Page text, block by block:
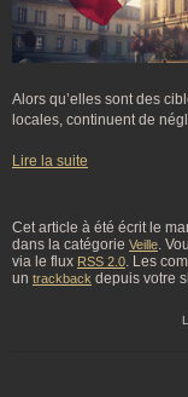
Alors qu’elles sont des
locales, continuent de
Lire la suite
Cet article à été écrit le
dans la catégorie Veille.
via le flux RSS 2.0. Les
un trackback depuis votre